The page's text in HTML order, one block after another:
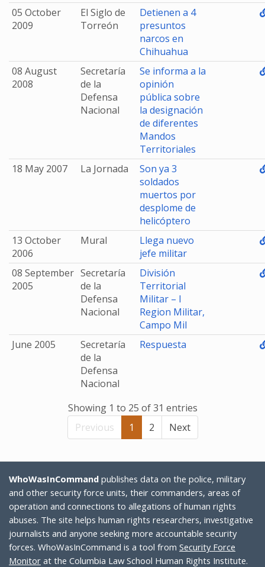
05 October
2009
El Siglo de
Torreón
Detienen a 4
presuntos
narcos en
Chihuahua
08 August
2008
Secretaría
de la
Defensa
Nacional
Se informa a la
opinión
pública sobre
la designación
de diferentes
Mandos
Territoriales
18 May 2007
La Jornada
Son ya 3
soldados
muertos por
desplome de
helicóptero
13 October
2006
Mural
Llega nuevo
jefe militar
08 September
2005
Secretaría
de la
Defensa
Nacional
División
Territorial
Militar – I
Region Militar,
Campo Mil
June 2005
Secretaría
de la
Defensa
Nacional
Respuesta
Showing 1 to 25 of 31 entries
Previous
1 2 Next
WhoWasInCommand publishes data on the police, military
and other security force units, their commanders, areas of
operation and connections to allegations of human rights
abuses. The site helps human rights researchers, investigative
journalists and anyone seeking more accountable security
forces. WhoWasInCommand is a tool from Security Force
Monitor at the Columbia Law School Human Rights Institute.